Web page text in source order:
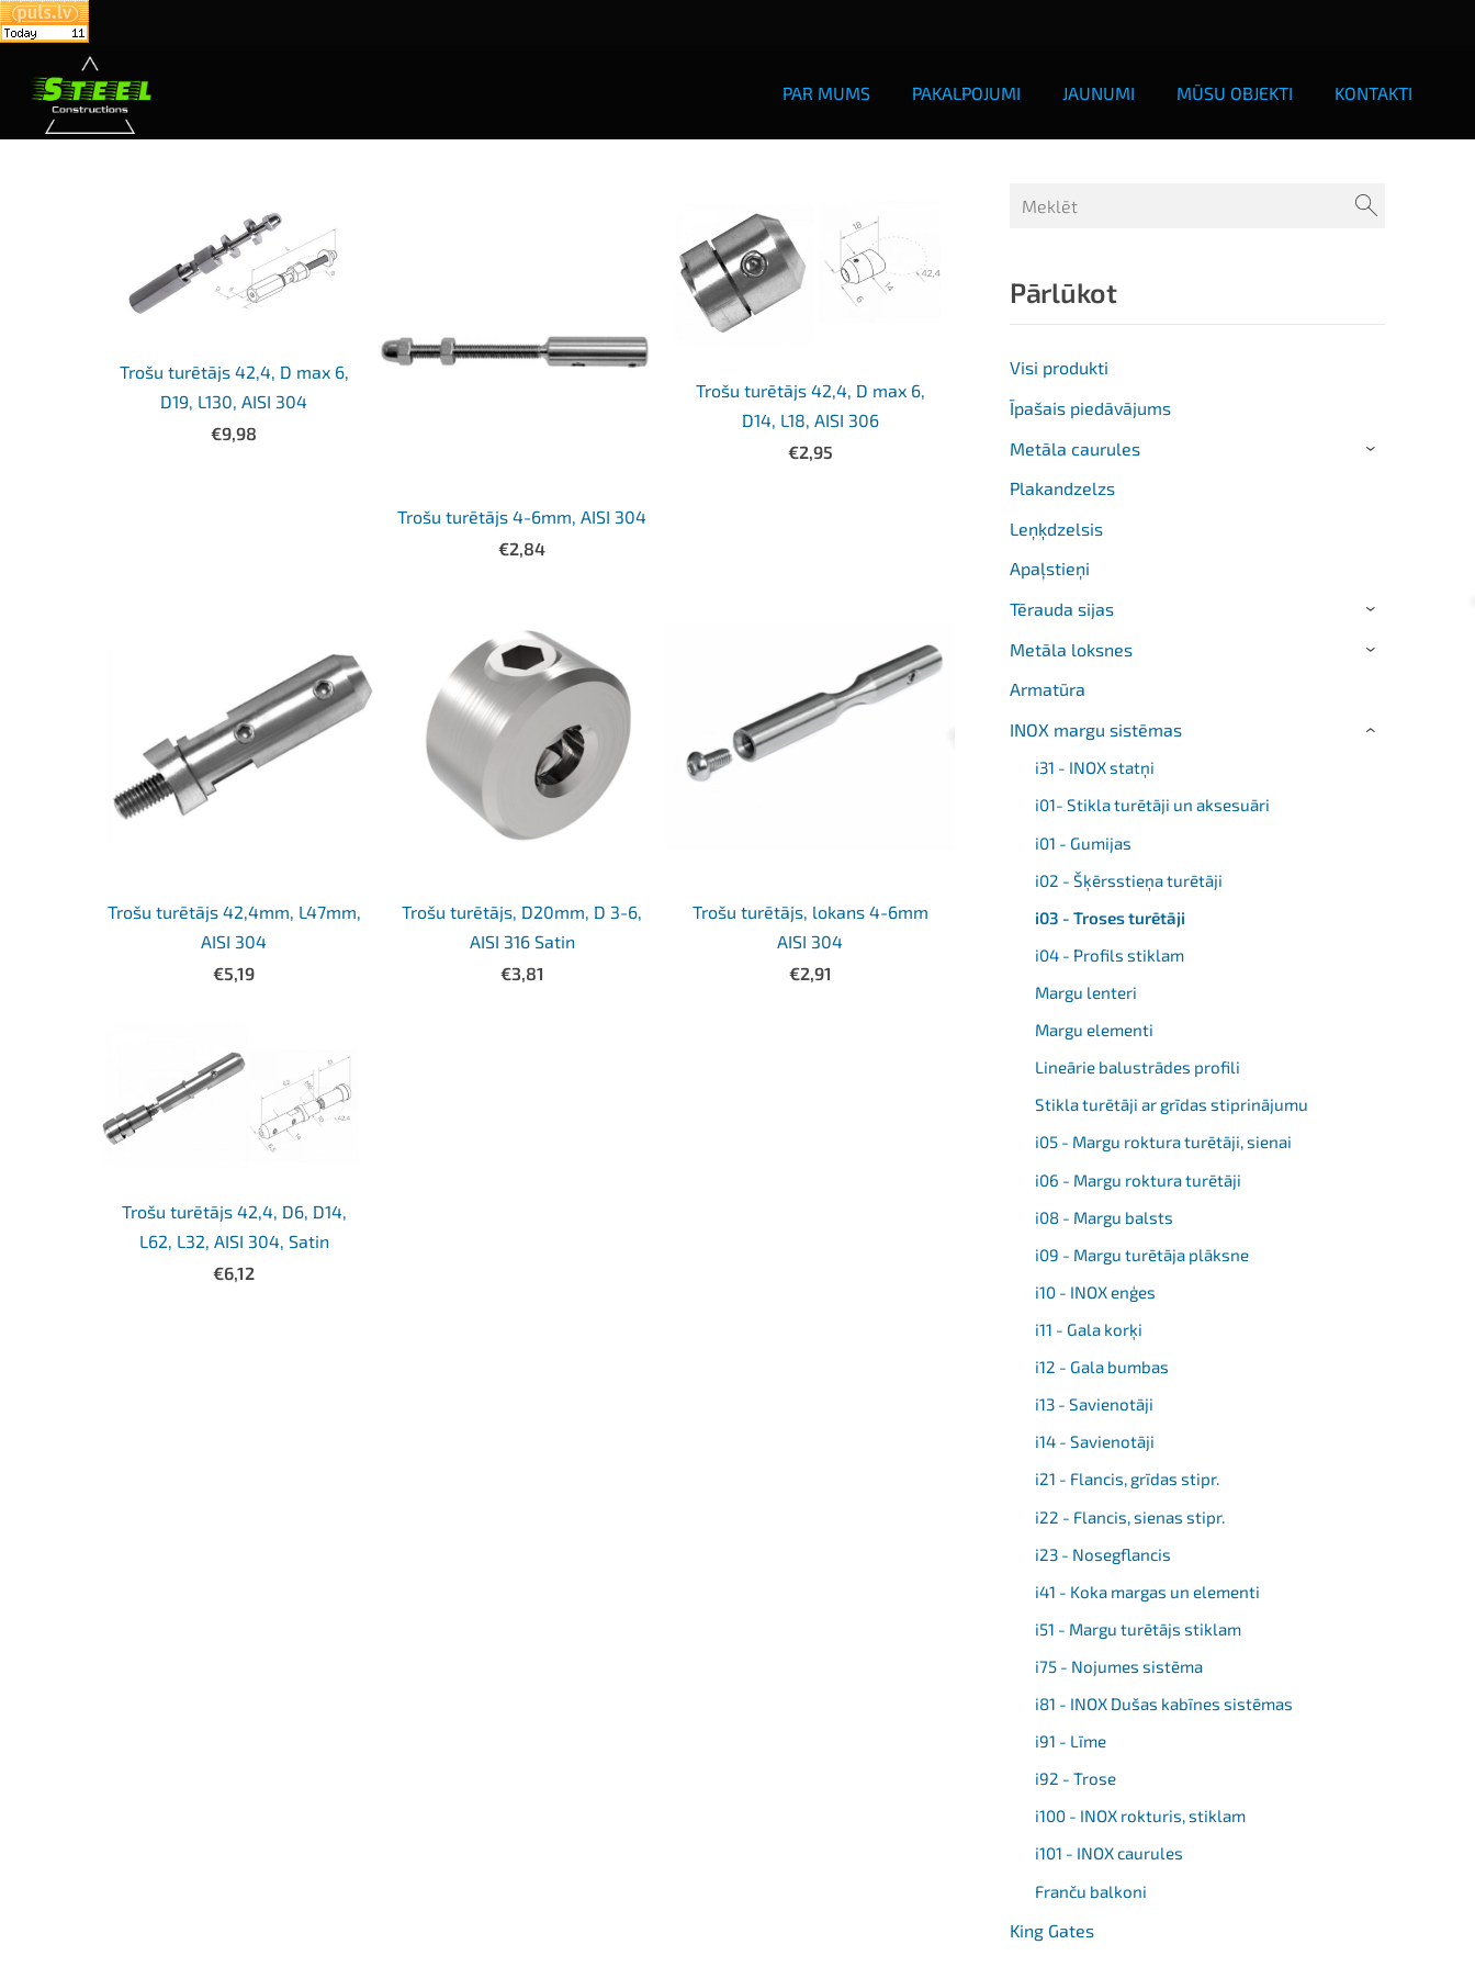
PAR MUMS PAKALPOJUMI JAUNUMI MŪSU OBJEKTI KONTAKTI
Pārlūkot
Visi produkti
Īpašais piedāvājums
Metāla caurules
›
Plakandzelzs
Leņķdzelsis
Apaļstieņi
Tērauda sijas
›
Metāla loksnes ›
Armatūra
INOX margu sistēmas
i31 - INOX statņi
i01- Stikla turētāji un aksesuāri
i01 - Gumijas
i02 - Šķērsstieņa turētāji
i03 - Troses turētāji
i04 - Profils stiklam
Margu lenteri
Margu elementi
Lineārie balustrādes profili
Stikla turētāji ar grīdas stiprinājumu
i05 - Margu roktura turētāji, sienai
i06 - Margu roktura turētāji
i08 - Margu balsts
i09 - Margu turētāja plāksne
i10 - INOX enģes
i11 - Gala korķi
i12 - Gala bumbas
i13 - Savienotāji
i14 - Savienotāji
i21 - Flancis, grīdas stipr.
i22 - Flancis, sienas stipr.
i23 - Nosegflancis
i41 - Koka margas un elementi
i51 - Margu turētājs stiklam
i75 - Nojumes sistēma
i81 - INOX Dušas kabīnes sistēmas
i91 - Līme
i92 - Trose
i100 - INOX rokturis, stiklam
i101 - INOX caurules
Franču balkoni
›
King Gates
Trošu turētājs 42,4, D max 6,
D19, L130, AISI 304
€9,98
Trošu turētājs 4-6mm, AISI 304
€2,84
Trošu turētājs 42,4, D max 6,
D14, L18, AISI 306
€2,95
Trošu turētājs 42,4mm, L47mm,
AISI 304
€5,19
Trošu turētājs, D20mm, D 3-6,
AISI 316 Satin
€3,81
Trošu turētājs, lokans 4-6mm
AISI 304
€2,91
Trošu turētājs 42,4, D6, D14,
L62, L32, AISI 304, Satin
€6,12